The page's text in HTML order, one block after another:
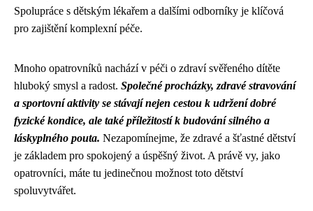
Spolupráce s dětským lékařem a dalšími odborníky je klíčová
pro zajištění komplexní péče.
Mnoho opatrovníků nachází v péči o zdraví svěřeného dítěte
hluboký smysl a radost. Společné procházky, zdravé stravování
a sportovní aktivity se stávají nejen cestou k udržení dobré
fyzické kondice, ale také příležitostí k budování silného a
láskyplného pouta. Nezapomínejme, že zdravé a šťastné dětství
je základem pro spokojený a úspěšný život. A právě vy, jako
opatrovníci, máte tu jedinečnou možnost toto dětství
spoluvytvářet.